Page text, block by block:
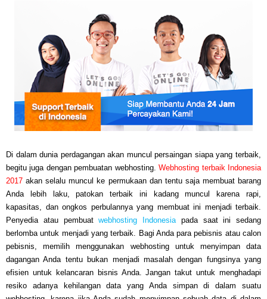
Di dalam dunia perdagangan akan muncul persaingan siapa yang terbaik,
begitu juga dengan pembuatan webhosting.Webhosting terbaik Indonesia
2017 akan selalu muncul ke permukaan dan tentu saja membuat barang
Anda lebih laku, patokan terbaik ini kadang muncul karena rapi,
kapasitas, dan ongkos perbulannya yang membuat ini menjadi terbaik.
Penyedia atau pembuatwebhosting Indonesia pada saat ini sedang
berlomba untuk menjadi yang terbaik. Bagi Anda para pebisnis atau calon
pebisnis, memilih menggunakan webhosting untuk menyimpan data
dagangan Anda tentu bukan menjadi masalah dengan fungsinya yang
efisien untuk kelancaran bisnis Anda. Jangan takut untuk menghadapi
resiko adanya kehilangan data yang Anda simpan di dalam suatu